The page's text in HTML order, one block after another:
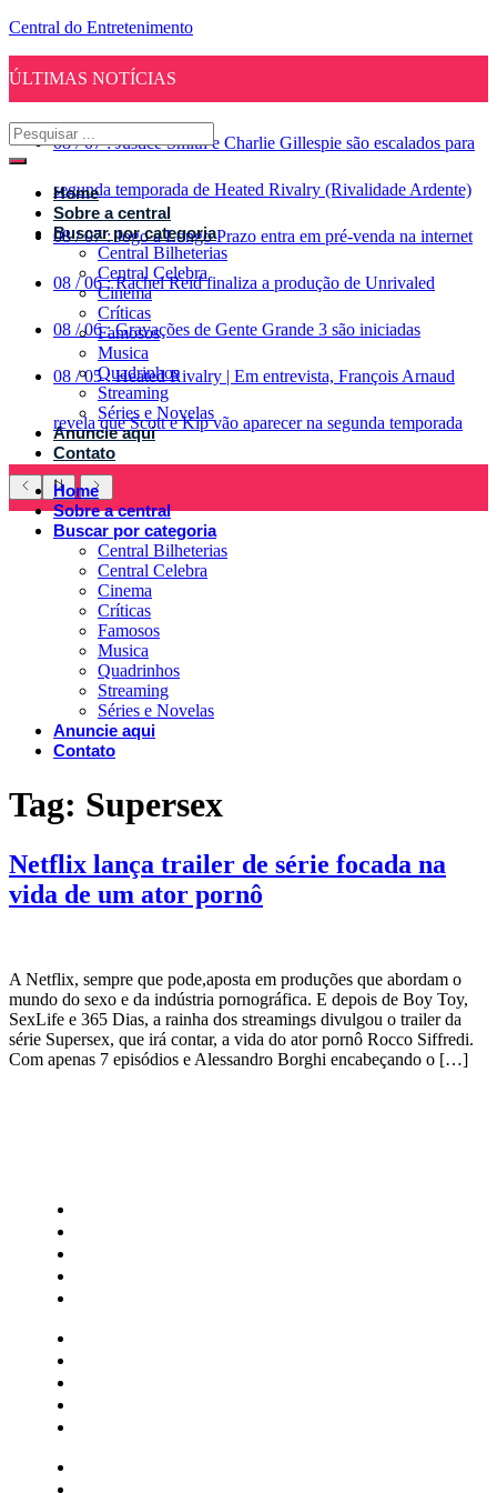
Central do Entretenimento
ÚLTIMAS NOTÍCIAS
08 / 07 : Justice Smith e Charlie Gillespie são escalados para
segunda temporada de Heated Rivalry (Rivalidade Ardente)
08 / 07 : Jogo a Longo Prazo entra em pré-venda na internet
08 / 06 : Rachel Reid finaliza a produção de Unrivaled
08 / 06 : Gravações de Gente Grande 3 são iniciadas
08 / 05 : Heated Rivalry | Em entrevista, François Arnaud
revela que Scott e Kip vão aparecer na segunda temporada
Home
Sobre a central
Buscar por categoria
Central Bilheterias
Central Celebra
Cinema
Críticas
Famosos
Musica
Quadrinhos
Streaming
Séries e Novelas
Anuncie aqui
Contato
Home
Sobre a central
Buscar por categoria
Central Bilheterias
Central Celebra
Cinema
Críticas
Famosos
Musica
Quadrinhos
Streaming
Séries e Novelas
Anuncie aqui
Contato
Tag: Supersex
Netflix lança trailer de série focada na
vida de um ator pornô
A Netflix, sempre que pode,aposta em produções que abordam o
mundo do sexo e da indústria pornográfica. E depois de Boy Toy,
SexLife e 365 Dias, a rainha dos streamings divulgou o trailer da
série Supersex, que irá contar, a vida do ator pornô Rocco Siffredi.
Com apenas 7 episódios e Alessandro Borghi encabeçando o […]